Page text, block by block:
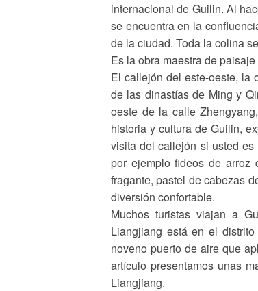
internacional de Guilin. Al
se encuentra en la
de la ciudad. Toda la colina
Es la obra maestra de
El callejón del este-oeste, la
de las dinastías de Ming y
oeste de la calle
historia y cultura de Guilin,
visita del callejón si usted
por ejemplo fideos de arroz
fragante, pastel de cabezas
diversión confortable.
Muchos turistas viajan a
Liangjiang está en el
noveno puerto de aire que
artículo presentamos unas
Liangjiang.